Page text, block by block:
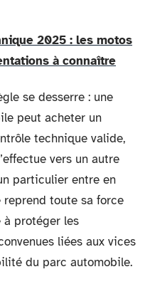
2025 : les motos
à connaître
se desserre : une
peut acheter un
technique valide,
vers un autre
particulier entre en
toute sa force
à protéger les
liées aux vices
du parc automobile.